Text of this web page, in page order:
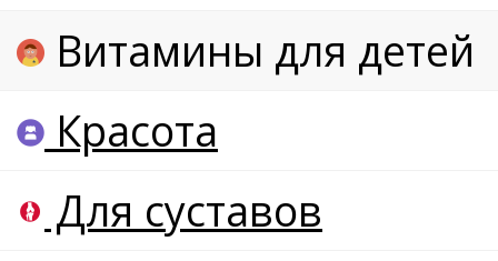
Витамины для детей
Красота
Для суставов